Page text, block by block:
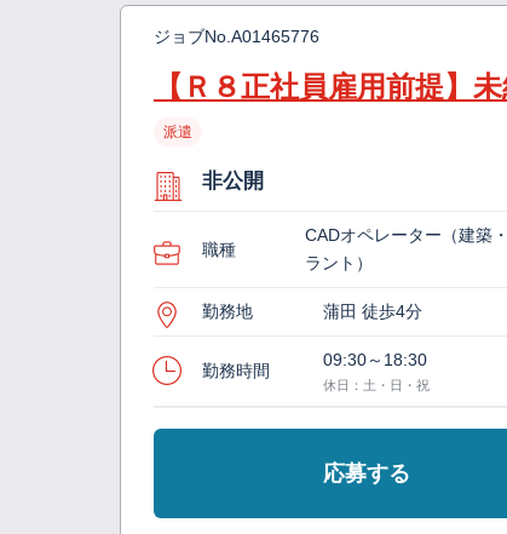
ジョブNo. A01465776
【Ｒ８正社員雇用前提】
派遣
非公開
職種
CADオペレーター（建築
ラント）
勤務地 蒲田 徒歩4分
勤務時間
09:30～18:30
休日：土・日・祝
応募する